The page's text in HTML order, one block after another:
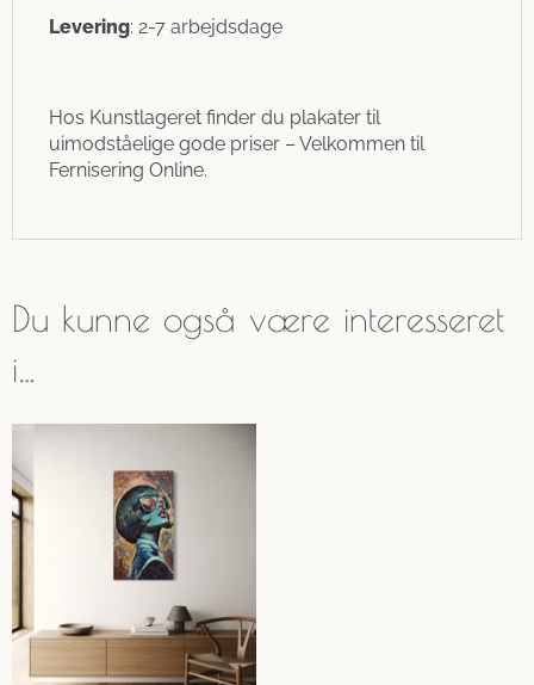
Levering: 2-7 arbejdsdage
Hos Kunstlageret finder du plakater til
uimodståelige gode priser – Velkommen til
Fernisering Online.
Du kunne også være interesseret
i…